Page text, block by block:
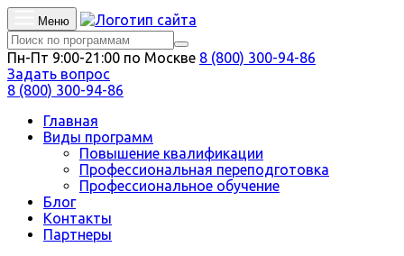
Меню
Пн-Пт 9:00-21:00 по Москве 8 (800) 300-94-86
Задать вопрос
8 (800) 300-94-86
Главная
Виды программ
Повышение квалификации
Профессиональная переподготовка
Профессиональное обучение
Блог
Контакты
Партнеры